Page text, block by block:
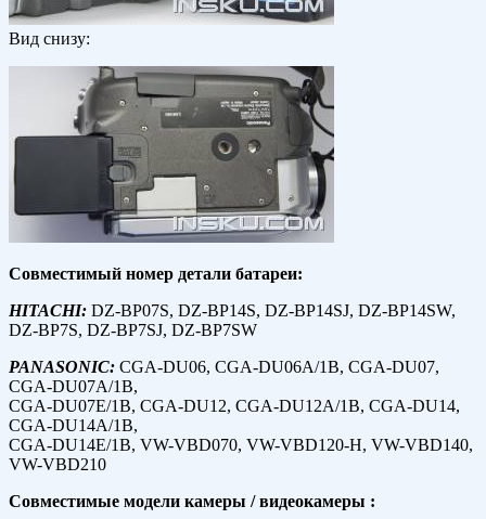
Вид снизу:
Совместимый номер детали батареи:
HITACHI: DZ-BP07S, DZ-BP14S, DZ-BP14SJ, DZ-BP14SW,
DZ-BP7S, DZ-BP7SJ, DZ-BP7SW
PANASONIC: CGA-DU06, CGA-DU06A/1B, CGA-DU07,
CGA-DU07A/1B,
CGA-DU07E/1B, CGA-DU12, CGA-DU12A/1B, CGA-DU14,
CGA-DU14A/1B,
CGA-DU14E/1B, VW-VBD070, VW-VBD120-H, VW-VBD140,
VW-VBD210
Совместимые модели камеры / видеокамеры :